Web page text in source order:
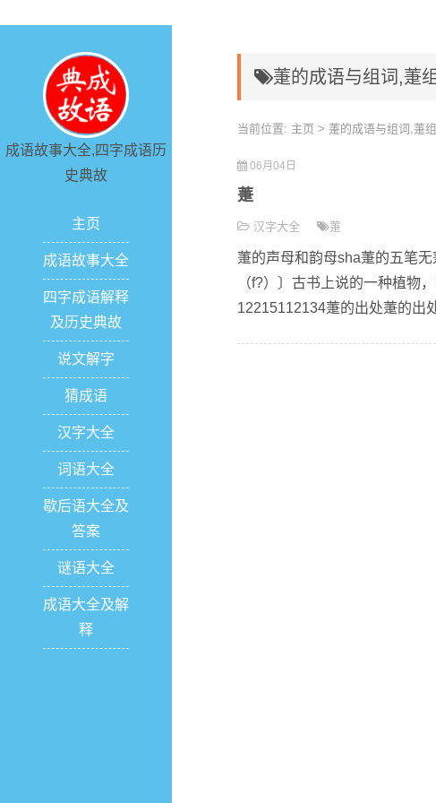
成语故事大全,四字成语历
史典故
主页
成语故事大全
四字成语解释
及历史典故
说文解字
猜成语
汉字大全
词语大全
歇后语大全及
答案
谜语大全
成语大全及解
释
萐的成语与组词,萐
当前位置: 主页 > 萐的成语与组词,萐
06月04日
萐
汉字大全 萐
萐的声母和韵母sha萐的五笔
（f?）〕古书上说的一种植物
12215112134萐的出处萐的出